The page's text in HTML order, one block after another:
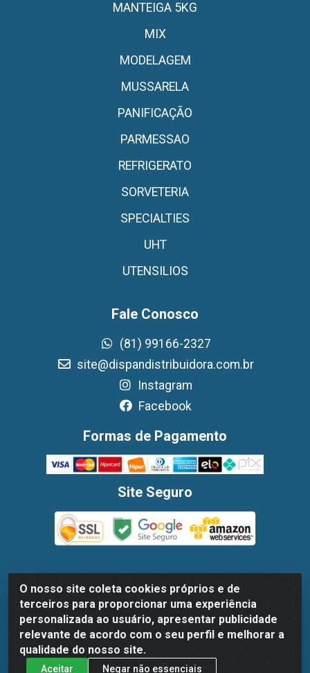
O nosso site coleta cookies próprios e de
terceiros para proporcionar uma experiência
personalizada ao usuário, apresentar publicidade
relevante de acordo com o seu perfil e melhorar a
qualidade do nosso site.
Aceitar Negar não essenciais
MANTEIGA 5KG
MIX
MODELAGEM
MUSSARELA
PANIFICAÇÃO
PARMESSAO
REFRIGERATO
SORVETERIA
SPECIALTIES
UHT
UTENSILIOS
Fale Conosco
(81) 99166-2327
site@dispandistribuidora.com.br
Instagram
Facebook
Formas de Pagamento
Site Seguro
Dispan Distribuidora de Alimentos LTDA - Avenida Marechal
Mascarenhas De Moraes, 1048- Imbiribeira, Recife/PE - CEP
51.170-000 - CNPJ 30.779.584/0003-78